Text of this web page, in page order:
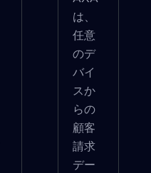
は、
任意
のデ
バイ
スか
らの
顧客
請求
デー